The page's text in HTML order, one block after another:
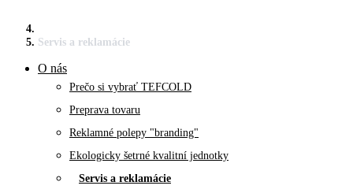
Servis a reklamácie
O nás
Prečo si vybrať TEFCOLD
Preprava tovaru
Reklamné polepy "branding"
Ekologicky šetrné kvalitní jednotky
Servis a reklamácie